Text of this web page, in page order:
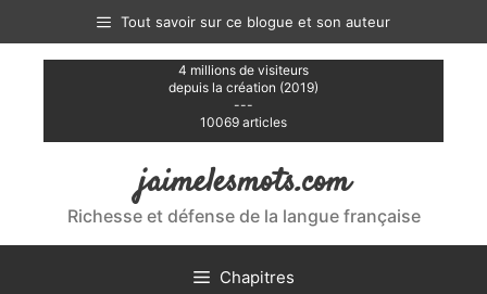
contenu
Tout savoir sur ce blogue et son auteur
4 millions de visiteurs
depuis la création (2019)
---
10069 articles
jaimelesmots.com
Richesse et défense de la langue française
Chapitres